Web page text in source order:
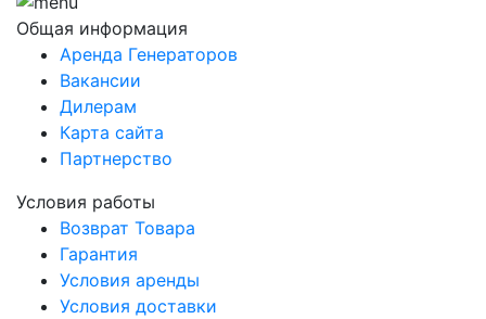
Общая информация
Аренда Генераторов
Вакансии
Дилерам
Карта сайта
Партнерство
Условия работы
Возврат Товара
Гарантия
Условия аренды
Условия доставки